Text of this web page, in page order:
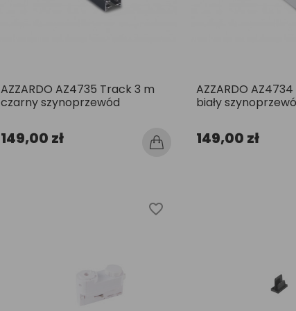
AZZARDO AZ4735 Track 3 m
czarny szynoprzewód
149,00 zł
AZZARDO
biały
149,00 zł
favorite_border